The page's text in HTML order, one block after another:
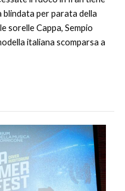
per parata della
sorelle Cappa, Sempio
italiana scomparsa a